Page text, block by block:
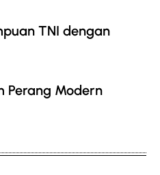
TNI dengan
Perang Modern